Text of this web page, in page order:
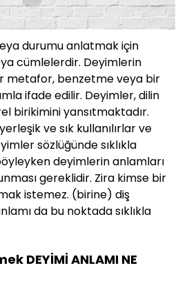
durumu anlatmak için
cümlelerdir. Deyimlerin
metafor, benzetme veya bir
ifade edilir. Deyimler, dilin
birikimini yansıtmaktadır.
ve sık kullanılırlar ve
sözlüğünde sıklıkla
deyimlerin anlamları
gereklidir. Zira kimse bir
istemez. (birine) diş
da bu noktada sıklıkla
DEYİMİ ANLAMI NE